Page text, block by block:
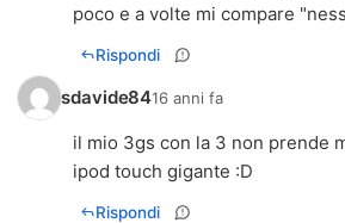
poco e a volte mi compare
Rispondi
sdavide8416 anni fa
il mio 3gs con la 3 non prende
ipod touch gigante :D
Rispondi